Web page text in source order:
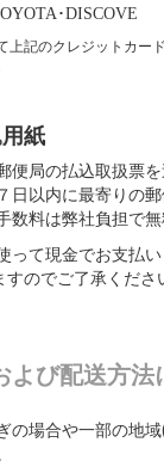
･DISCOVE
上記のクレジットカー
紙
便局の払込取扱票を
日以内に最寄りの郵
数料は弊社負担で無
って現金でお支払
のでご了承くださ
よび配送方法
の場合や一部の地